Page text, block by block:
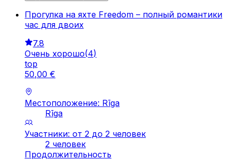
Прогулка на яхте Freedom – полный романтики
час для двоих
7.8
Очень хорошо(4)
top
50,00 €
Местоположение: Rīga
Rīga
Участники: от 2 до 2 человек
2 человек
Продолжительность